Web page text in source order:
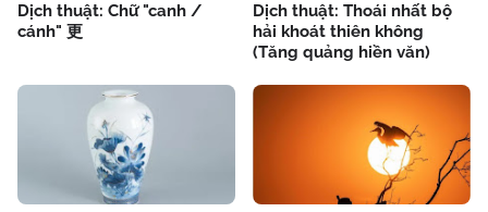
Dịch thuật: Chữ "canh /
cánh" 更
Dịch thuật: Thoái nhất bộ
hải khoát thiên không
(Tăng quảng hiền văn)